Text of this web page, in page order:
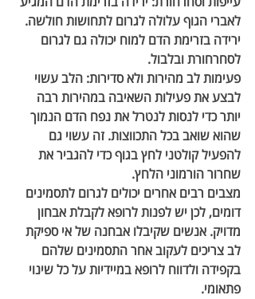
לאברי הגוף עלולה לגרום לתחושות חולשה.
ירידה בזרימת הדם למוח יכולה גם לגרום
לסחרחורת ובלבול.
פעימות לב מהירות ולא סדירות: הלב עשוי
לבצע את פעילות השאיבה במהירות רבה
יותר כדי לנסות לנטרל את נפח הדם הנמוך
שהוא שואב בכל התכווצות. זה עשוי גם
להפעיל קולטני לחץ בגוף כדי להגביר את
שחרור הורמוני הלחץ.
מצבים רבים אחרים יכולים לגרום לתסמינים
דומים, לכן יש לפנות לרופא לקבלת אבחון
מדויק. אנשים שקיבלו אבחנה של אי ספיקת
לב צריכים לעקוב אחר התסמינים שלהם
בקפידה ולדווח לרופא במיידיות על כל שינוי
פתאומי.